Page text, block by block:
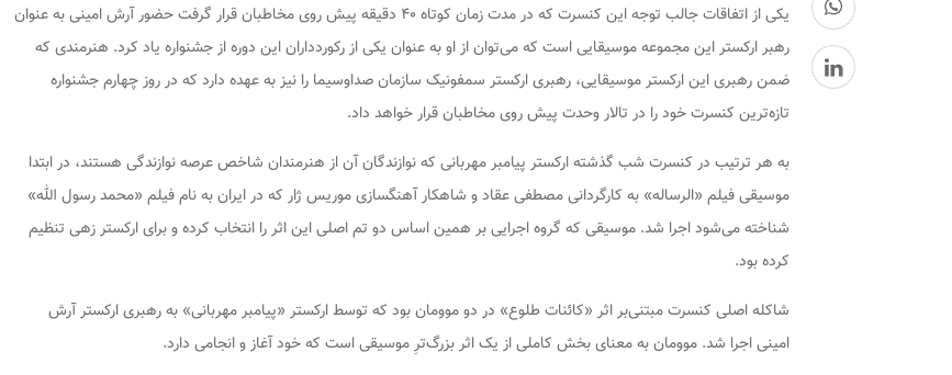
یکی از اتفاقات جالب توجه این کنسرت که در مدت زمان کوتاه ۴۰ دقیقه پیش روی مخاطبان قرار گرفت حضور آرش امینی به عنوان
رهبر ارکستر این مجموعه موسیقایی است که می‌توان از او به عنوان یکی از رکوردداران این دوره از جشنواره یاد کرد. هنرمندی که
ضمن رهبری این ارکستر موسیقایی، رهبری ارکستر سمفونیک سازمان صداوسیما را نیز به عهده دارد که در روز چهارم جشنواره
تازه‌ترین کنسرت خود را در تالار وحدت پیش روی مخاطبان قرار خواهد داد.
به هر ترتیب در کنسرت شب گذشته ارکستر پیامبر مهربانی که نوازندگان آن از هنرمندان شاخص عرصه نوازندگی هستند، در ابتدا
موسیقی فیلم «الرساله» به کارگردانی مصطفی عقاد و شاهکار آهنگسازی موریس ژار که در ایران به نام فیلم «محمد رسول الله»
شناخته می‌شود اجرا شد. موسیقی که گروه اجرایی بر همین اساس دو تم اصلی این اثر را انتخاب کرده و برای ارکستر زهی تنظیم
کرده بود.
شاکله اصلی کنسرت مبتنی‌بر اثر «کائنات طلوع» در دو موومان بود که توسط ارکستر «پیامبر مهربانی» به رهبری ارکستر آرش
امینی اجرا شد. موومان به معنای بخش کاملی از یک اثر بزرگ‌ترِ موسیقی است که خود آغاز و انجامی دارد.